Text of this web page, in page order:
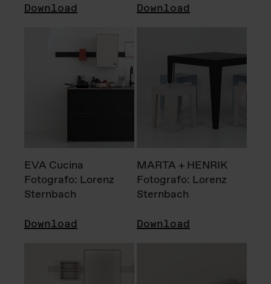
Download Download
EVA Cucina
Fotografo: Lorenz
Sternbach
Download
MARTA + HENRIK
Fotografo: Lorenz
Sternbach
Download